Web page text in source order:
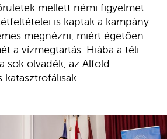
mellett némi figyelmet
is kaptak a kampány
megnézni, miért égetően
a vízmegtartás. Hiába a téli
sok olvadék, az Alföld